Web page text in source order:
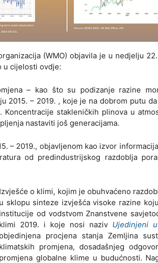
(WMO) objavila je u nedjelju
u cijelosti ovdje:
– kao što su podizanje razine
2015. – 2019. , koje je na dobrom putu
stakleničkih plinova u
nastaviti još generacijama.
– 2019., objavljenom kao izvor
od predindustrijskog razdoblja
Izvješće o klimi, kojim je obuhvaćeno
u sklopu sinteze izvješća visoke razine
institucije od vodstvom Znanstvene
klimi 2019. i koje nosi naziv Ujedinjeni
procjena stanja Zemljina
klimatskih promjena, dosadašnjeg
promjena globalne klime u budućnosti.